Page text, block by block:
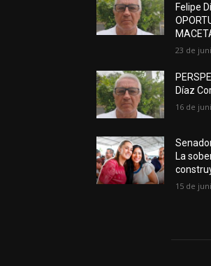
Felipe
23 de
Díaz
16 de
La
15 de